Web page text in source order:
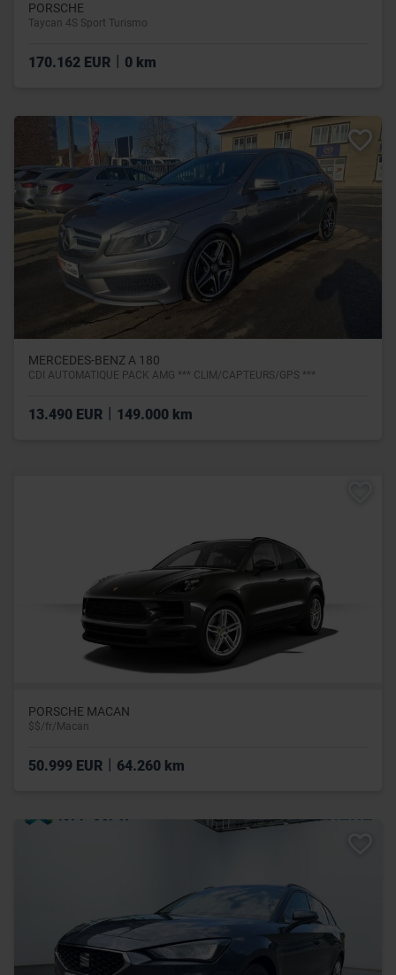
PORSCHE
Taycan 4S Sport Turismo
170.162 EUR 0 km
MERCEDES-BENZ A 180
CDI AUTOMATIQUE PACK AMG *** CLIM/CAPTEURS/GPS ***
13.490 EUR | 149.000 km
PORSCHE MACAN
$$/fr/Macan
50.999 EUR 64.260 km